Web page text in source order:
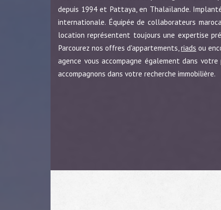
depuis 1994 et Pattaya, en Thalaïlande.
internationale. Équipée de collaborateurs
location représentent toujours une expertise
Parcourez nos offres d'appartements,riads ou
agence vous accompagne également dans
accompagnons dans votre recherche immobilière.